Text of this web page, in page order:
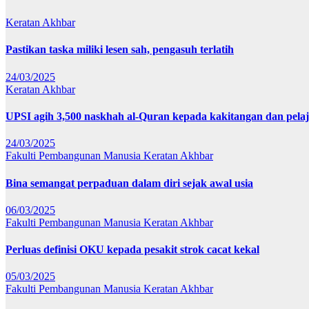
Keratan Akhbar
Pastikan taska miliki lesen sah, pengasuh terlatih
24/03/2025
Keratan Akhbar
UPSI agih 3,500 naskhah al-Quran kepada kakitangan dan
24/03/2025
Fakulti Pembangunan Manusia Keratan Akhbar
Bina semangat perpaduan dalam diri sejak awal usia
06/03/2025
Fakulti Pembangunan Manusia Keratan Akhbar
Perluas definisi OKU kepada pesakit strok cacat kekal
05/03/2025
Fakulti Pembangunan Manusia Keratan Akhbar